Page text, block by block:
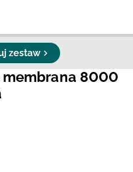
zestaw
membrana 8000